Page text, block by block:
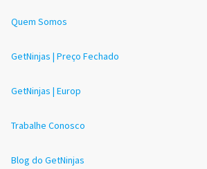
Quem Somos
GetNinjas | Preço Fechado
GetNinjas | Europ
Trabalhe Conosco
Blog do GetNinjas